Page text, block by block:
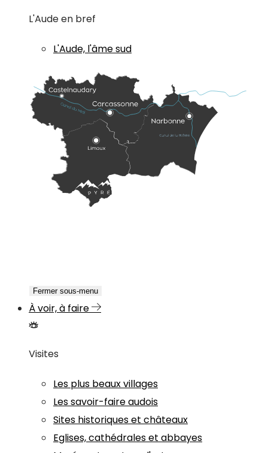
L'Aude en bref
L'Aude, l'âme sud
Fermer sous-menu
À voir, à faire
Visites
Les plus beaux villages
Les savoir-faire audois
Sites historiques et châteaux
Eglises, cathédrales et abbayes